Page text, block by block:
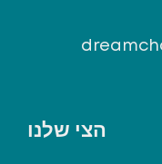
הצי שלנו